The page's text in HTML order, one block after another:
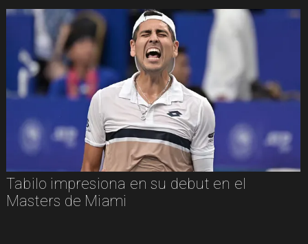
Tabilo impresiona en su debut en el
Masters de Miami